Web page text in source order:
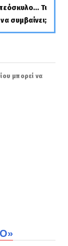
Τι
συμβαίνει;
μπορεί να